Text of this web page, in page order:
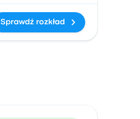
Sprawdź rozkład